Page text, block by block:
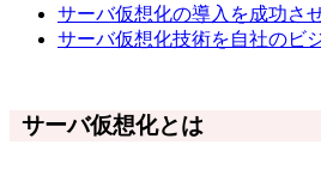
サーバ仮想化の導入を成功さ
サーバ仮想化技術を自社のビ
サーバ仮想化とは